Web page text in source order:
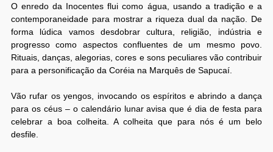
O enredo da Inocentes flui como água, usando a tradição e a
contemporaneidade para mostrar a riqueza dual da nação. De
forma lúdica vamos desdobrar cultura, religião, indústria e
progresso como aspectos confluentes de um mesmo povo.
Rituais, danças, alegorias, cores e sons peculiares vão contribuir
para a personificação da Coréia na Marquês de Sapucaí.
Vão rufar os yengos, invocando os espíritos e abrindo a dança
para os céus – o calendário lunar avisa que é dia de festa para
celebrar a boa colheita. A colheita que para nós é um belo
desfile.